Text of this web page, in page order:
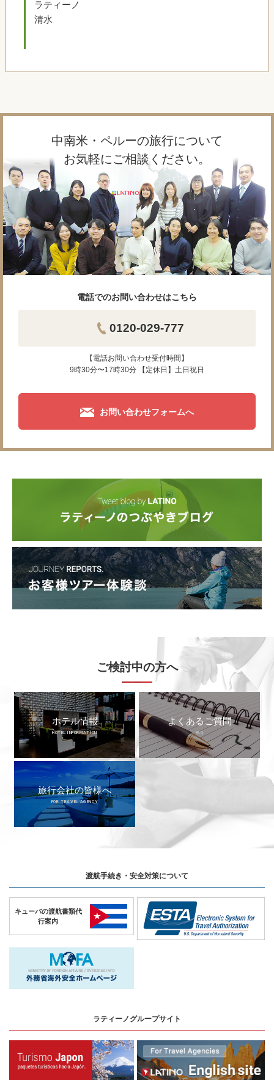
ラティーノ
清水
中南米・ペルーの旅行について
お気軽にご相談ください。
電話でのお問い合わせはこちら
0120-029-777
【電話お問い合わせ受付時間】
9時30分〜17時30分 【定休日】土日祝日
お問い合わせフォームへ
ご検討中の方へ
ホテル情報
HOTEL INFORMATION
よくあるご質問
FAQ
旅行会社の皆様へ
FOR TRAVEL AGENCY
ラティーノグループサイト
渡航手続き・安全対策について
キューバの渡航書類代
行案内